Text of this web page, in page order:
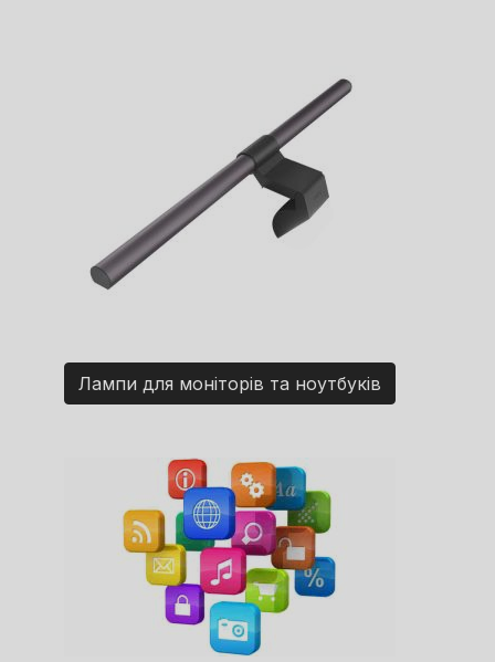
Лампи для моніторів та ноутбуків